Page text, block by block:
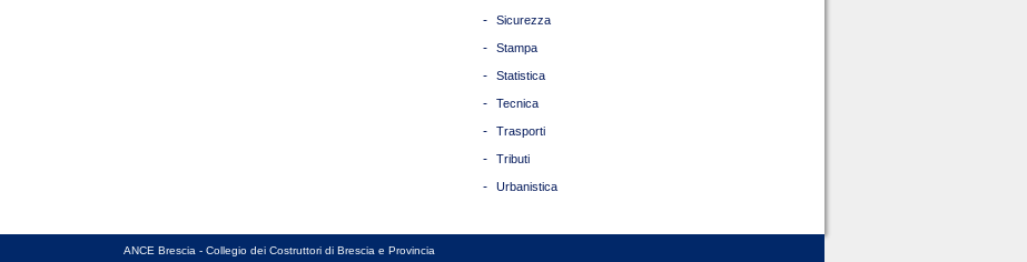
- Sicurezza
- Stampa
- Statistica
- Tecnica
- Trasporti
- Tributi
- Urbanistica
ANCE Brescia - Collegio dei Costruttori di Brescia e Provincia